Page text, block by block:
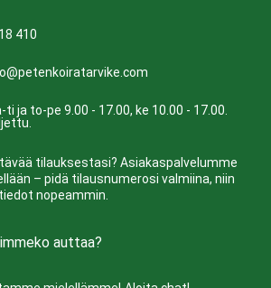
410
ti ja to-pe 9.00 - 17.00, ke 10.00 - 17.00.
tilauksestasi? Asiakaspalvelumme
– pidä tilausnumerosi valmiina, niin
nopeammin.
auttaa?